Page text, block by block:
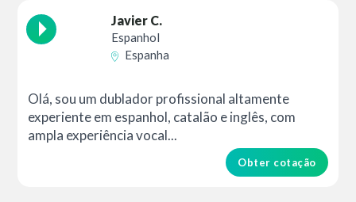
Javier C.
Espanhol
Espanha
Olá, sou um dublador profissional altamente
experiente em espanhol, catalão e inglês, com
ampla experiência vocal...
Obter cotação